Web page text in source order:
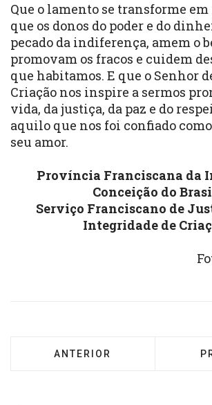
Que o lamento se transforme
que os donos do poder e do
pecado da indiferença, amem o
promovam os fracos e cuidem
que habitamos. E que o Senhor
Criação nos inspire a sermos
vida, da justiça, da paz e do
aquilo que nos foi confiado
seu amor.
Província Franciscana da
Conceição do
Serviço Franciscano de
Integridade de
ARTIGO ANTERIOR:
ANTERIOR